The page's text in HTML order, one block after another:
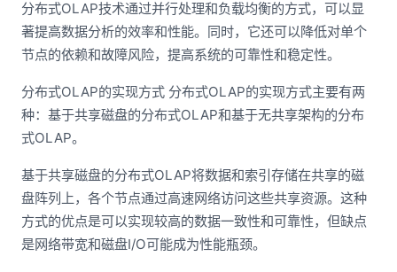
分布式OLAP技术通过并行处理和负载均衡的方式，可以显
著提高数据分析的效率和性能。同时，它还可以降低对单个
节点的依赖和故障风险，提高系统的可靠性和稳定性。
分布式OLAP的实现方式 分布式OLAP的实现方式主要有两
种：基于共享磁盘的分布式OLAP和基于无共享架构的分布
式OLAP。
基于共享磁盘的分布式OLAP将数据和索引存储在共享的磁
盘阵列上，各个节点通过高速网络访问这些共享资源。这种
方式的优点是可以实现较高的数据一致性和可靠性，但缺点
是网络带宽和磁盘I/O可能成为性能瓶颈。